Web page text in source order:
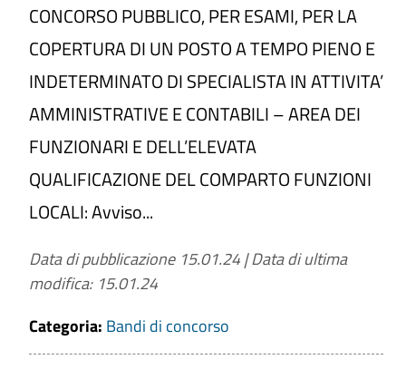
CONCORSO PUBBLICO, PER ESAMI, PER LA
COPERTURA DI UN POSTO A TEMPO PIENO E
INDETERMINATO DI SPECIALISTA IN ATTIVITA’
AMMINISTRATIVE E CONTABILI – AREA DEI
FUNZIONARI E DELL’ELEVATA
QUALIFICAZIONE DEL COMPARTO FUNZIONI
LOCALI: Avviso...
Data di pubblicazione 15.01.24|Data di ultima
modifica: 15.01.24
Categoria: Bandi di concorso